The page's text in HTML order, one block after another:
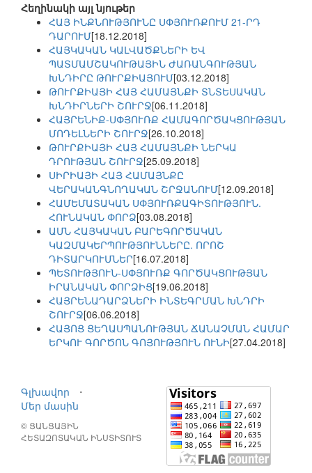
Հեղինակի այլ նյութեր
ՀԱՅ ԻՆՔՆՈՒԹՅՈՒՆԸ ՍՓՅՈՒՌՔՈՒՄ 21-ՐԴ
ԴԱՐՈՒՄ[18.12.2018]
ՀԱՅԿԱԿԱՆ ԿԱԼՎԱԾՔՆԵՐԻ ԵՎ
ՊԱՏՄԱՄՇԱԿՈՒԹԱՅԻՆ ԺԱՌԱՆԳՈՒԹՅԱՆ
ԽՆԴԻՐԸ ԹՈՒՐՔԻԱՅՈՒՄ[03.12.2018]
ԹՈՒՐՔԻԱՅԻ ՀԱՅ ՀԱՄԱՅՆՔԻ ՏՆՏԵՍԱԿԱՆ
ԽՆԴԻՐՆԵՐԻ ՇՈՒՐՋ[06.11.2018]
ՀԱՅՐԵՆԻՔ-ՍՓՅՈՒՌՔ ՀԱՄԱԳՈՐԾԱԿՑՈՒԹՅԱՆ
ՄՈԴԵԼՆԵՐԻ ՇՈՒՐՋ[26.10.2018]
ԹՈՒՐՔԻԱՅԻ ՀԱՅ ՀԱՄԱՅՆՔԻ ՆԵՐԿԱ
ԴՐՈՒԹՅԱՆ ՇՈՒՐՋ[25.09.2018]
ՍԻՐԻԱՅԻ ՀԱՅ ՀԱՄԱՅՆՔԸ
ՎԵՐԱԿԱՆԳՆՈՂԱԿԱՆ ՇՐՋԱՆՈՒՄ[12.09.2018]
ՀԱՄԵՄԱՏԱԿԱՆ ՍՓՅՈՒՌՔԱԳԻՏՈՒԹՅՈՒՆ.
ՀՈՒՆԱԿԱՆ ՓՈՐՁ[03.08.2018]
ԱՄՆ ՀԱՅԿԱԿԱՆ ԲԱՐԵԳՈՐԾԱԿԱՆ
ԿԱԶՄԱԿԵՐՊՈՒԹՅՈՒՆՆԵՐԸ. ՈՐՈՇ
ԴԻՏԱՐԿՈՒՄՆԵՐ[16.07.2018]
ՊԵՏՈՒԹՅՈՒՆ-ՍՓՅՈՒՌՔ ԳՈՐԾԱԿՑՈՒԹՅԱՆ
ԻՐԱՆԱԿԱՆ ՓՈՐՁԻՑ[19.06.2018]
ՀԱՅՐԵՆԱԴԱՐՁՆԵՐԻ ԻՆՏԵԳՐՄԱՆ ԽՆԴՐԻ
ՇՈՒՐՋ[06.06.2018]
ՀԱՅՈՑ ՑԵՂԱՍՊԱՆՈՒԹՅԱՆ ՃԱՆԱՉՄԱՆ ՀԱՄԱՐ
ԵՐԿՈՒ ԳՈՐԾՈՆ ԳՈՅՈՒԹՅՈՒՆ ՈՒՆԻ[27.04.2018]
Գլխավոր
⋅
Մեր մասին
© ՑԱՆՑԱՅԻՆ
ՀԵՏԱԶՈՏԱԿԱՆ ԻՆՍՏԻՏՈՒՏ